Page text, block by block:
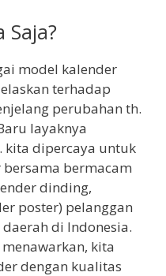
Saja?
model kalender
terhadap
perubahan th.
layaknya
kita dipercaya untuk
bermacam
dinding,
poster) pelanggan
di Indonesia.
kita
dengan kualitas